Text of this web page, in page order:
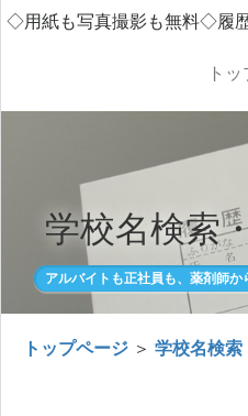
◇用紙も写真撮影も無料◇履
トッ
学校名検索
アルバイトも正社員も、薬剤師
トップページ ＞ 学校名検索